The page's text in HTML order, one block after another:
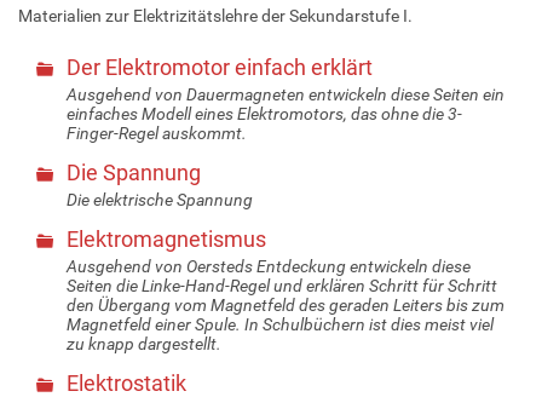
Materialien zur Elektrizitätslehre der Sekundarstufe I.
Der Elektromotor einfach erklärt
Ausgehend von Dauermagneten entwickeln diese Seiten ein
einfaches Modell eines Elektromotors, das ohne die 3-
Finger-Regel auskommt.
Die Spannung
Die elektrische Spannung
Elektromagnetismus
Ausgehend von Oersteds Entdeckung entwickeln diese
Seiten die Linke-Hand-Regel und erklären Schritt für Schritt
den Übergang vom Magnetfeld des geraden Leiters bis zum
Magnetfeld einer Spule. In Schulbüchern ist dies meist viel
zu knapp dargestellt.
Elektrostatik